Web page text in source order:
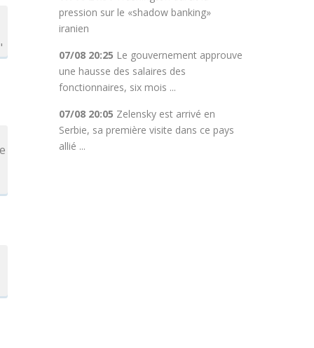
pression sur le «shadow banking»
iranien
07/08 20:25 Le gouvernement approuve
une hausse des salaires des
fonctionnaires, six mois ...
07/08 20:05 Zelensky est arrivé en
Serbie, sa première visite dans ce pays
allié ...